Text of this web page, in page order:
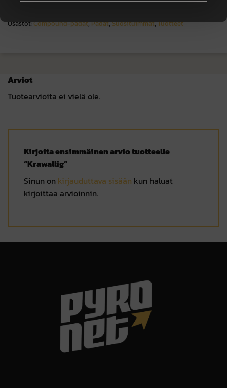
Osastot:Compound-padat,Padat,Suosituimmat,Tuotteet
Arviot
Tuotearvioita ei vielä ole.
Kirjoita ensimmäinen arvio tuotteelle
“Krawallig”
Sinun on kirjauduttava sisään kun haluat
kirjoittaa arvioinnin.